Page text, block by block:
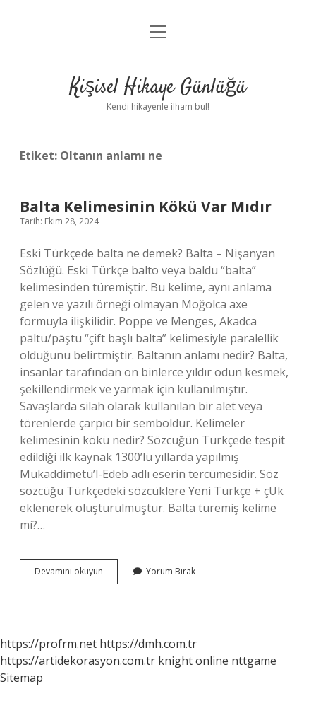
Anasayfa
Yasal Uyarı
menüyü
Kişisel Hikaye Günlüğü
Kendi hikayenle ilham bul!
Etiket: Oltanın anlamı ne
Balta Kelimesinin Kökü Var Mıdır
Tarih: Ekim 28, 2024
Eski Türkçede balta ne demek? Balta – Nişanyan
Sözlüğü. Eski Türkçe balto veya baldu “balta”
kelimesinden türemiştir. Bu kelime, aynı anlama
gelen ve yazılı örneği olmayan Moğolca axe
formuyla ilişkilidir. Poppe ve Menges, Akadca
pāltu/pāştu “çift başlı balta” kelimesiyle paralellik
olduğunu belirtmiştir. Baltanın anlamı nedir? Balta,
insanlar tarafından on binlerce yıldır odun kesmek,
şekillendirmek ve yarmak için kullanılmıştır.
Savaşlarda silah olarak kullanılan bir alet veya
törenlerde çarpıcı bir semboldür. Kelimeler
kelimesinin kökü nedir? Sözcüğün Türkçede tespit
edildiği ilk kaynak 1300’lü yıllarda yapılmış
Mukaddimetü’l-Edeb adlı eserin tercümesidir. Söz
sözcüğü Türkçedeki sözcüklere Yeni Türkçe + çUk
eklenerek oluşturulmuştur. Balta türemiş kelime
mi?…
Devamını okuyun
Kelimesinin
Yorum Bırak
https://profrm.net https://dmh.com.tr
https://artidekorasyon.com.tr knight online nttgame
Sitemap